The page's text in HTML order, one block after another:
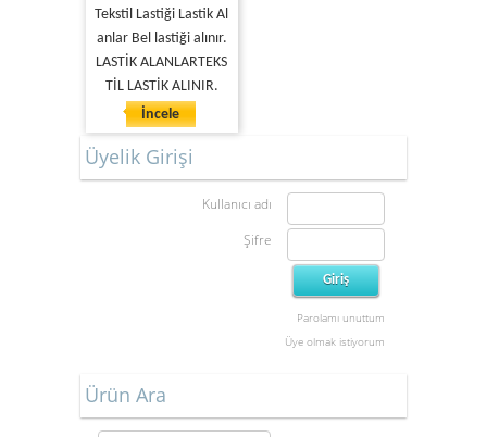
Tekstil Lastiği Lastik Al
anlar Bel lastiği alınır.
LASTİK ALANLARTEKS
TİL LASTİK ALINIR.
İncele
Üyelik Girişi
Kullanıcı adı
Şifre
Parolamı unuttum
Üye olmak istiyorum
Ürün Ara